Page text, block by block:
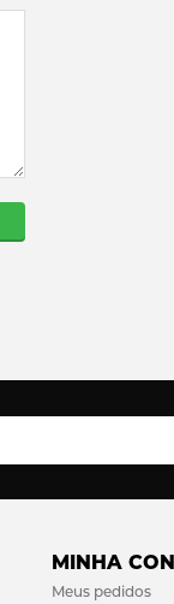
MINHA
Meus pedidos